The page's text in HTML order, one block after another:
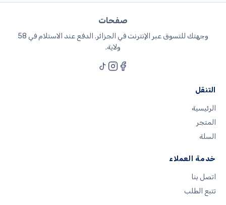
صفحات
وجهتك للتسوق عبر الإنترنت في الجزائر. الدفع عند الاستلام في 58
ولاية.
التنقل
الرئيسية
المتجر
السلة
خدمة العملاء
اتصل بنا
تتبع الطلب